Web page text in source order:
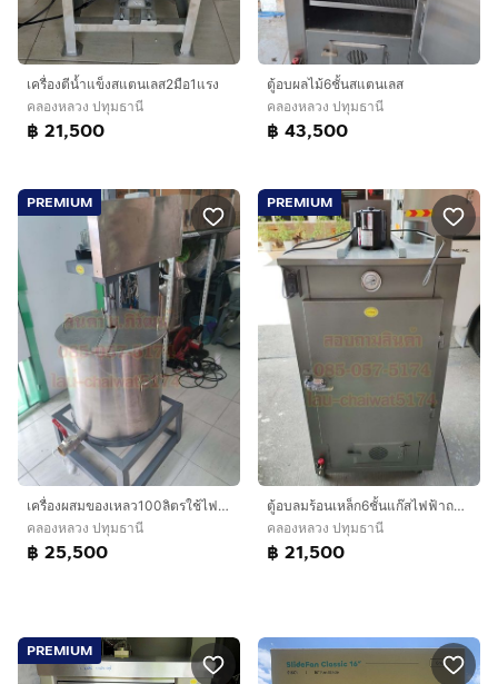
เครื่องตีน้ำแข็งสแตนเลส2มือ1แรง
คลองหลวง ปทุมธานี
฿ 21,500
ตู้อบผลไม้6ชั้นสแตนเลส
คลองหลวง ปทุมธานี
฿ 43,500
PREMIUM
เครื่องผสมของเหลว100ลิตรใช้ไฟฟ้า
คลองหลวง ปทุมธานี
฿ 25,500
PREMIUM
ตู้อบลมร้อนเหล็ก6ชั้นแก๊สไฟฟ้าถาดสแตนเลส
คลองหลวง ปทุมธานี
฿ 21,500
PREMIUM